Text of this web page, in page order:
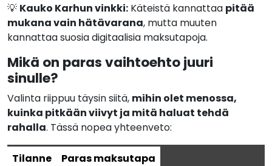
💡 Kauko Karhun vinkki: Käteistä kannattaa pitää
mukana vain hätävarana, mutta muuten
kannattaa suosia digitaalisia maksutapoja.
Mikä on paras vaihtoehto juuri
sinulle?
Valinta riippuu täysin siitä, mihin olet menossa,
kuinka pitkään viivyt ja mitä haluat tehdä
rahalla. Tässä nopea yhteenveto:
Tilanne Paras maksutapa